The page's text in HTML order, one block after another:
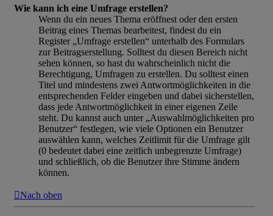
Wie kann ich eine Umfrage erstellen?
Wenn du ein neues Thema eröffnest oder den ersten
Beitrag eines Themas bearbeitest, findest du ein
Register „Umfrage erstellen“ unterhalb des Formulars
zur Beitragserstellung. Solltest du diesen Bereich nicht
sehen können, so hast du wahrscheinlich nicht die
Berechtigung, Umfragen zu erstellen. Du solltest einen
Titel und mindestens zwei Antwortmöglichkeiten in die
entsprechenden Felder eingeben und dabei sicherstellen,
dass jede Antwortmöglichkeit in einer eigenen Zeile
steht. Du kannst auch unter „Auswahlmöglichkeiten pro
Benutzer“ festlegen, wie viele Optionen ein Benutzer
auswählen kann, welches Zeitlimit für die Umfrage gilt
(0 bedeutet dabei eine zeitlich unbegrenzte Umfrage)
und schließlich, ob die Benutzer ihre Stimme ändern
können.
Nach oben